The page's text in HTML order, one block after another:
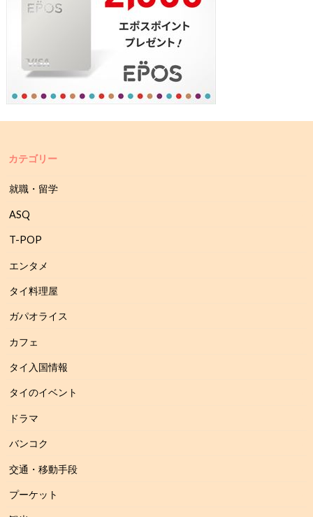
カテゴリー
就職・留学
ASQ
T-POP
エンタメ
タイ料理屋
ガパオライス
カフェ
タイ入国情報
タイのイベント
ドラマ
バンコク
交通・移動手段
プーケット